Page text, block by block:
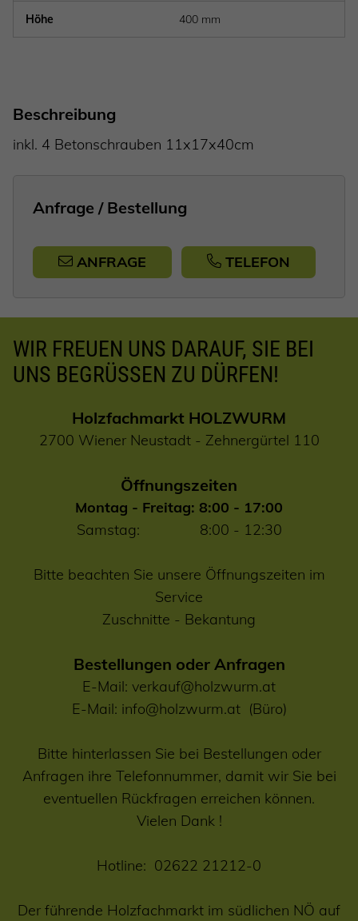
Höhe 400 mm
Beschreibung
inkl. 4 Betonschrauben 11x17x40cm
Anfrage / Bestellung
ANFRAGE TELEFON
WIR FREUEN UNS DARAUF, SIE BEI
UNS BEGRÜSSEN ZU DÜRFEN!
Holzfachmarkt HOLZWURM
2700 Wiener Neustadt - Zehnergürtel 110
Öffnungszeiten
Montag - Freitag: 8:00 - 17:00
Samstag: 8:00 - 12:30
Bitte beachten Sie unsere Öffnungszeiten im
Service
Zuschnitte - Bekantung
Bestellungen oder Anfragen
E-Mail: verkauf@holzwurm.at
E-Mail: info@holzwurm.at(Büro)
Bitte hinterlassen Sie bei Bestellungen oder
Anfragen ihre Telefonnummer, damit wir Sie bei
eventuellen Rückfragen erreichen können.
Vielen Dank !
Hotline: 02622 21212-0
Der führende Holzfachmarkt im südlichen NÖ auf